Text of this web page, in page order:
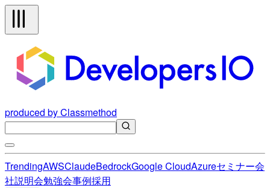
produced by Classmethod
TrendingAWSClaudeBedrockGoogle CloudAzureセミナー会
社説明会勉強会事例採用